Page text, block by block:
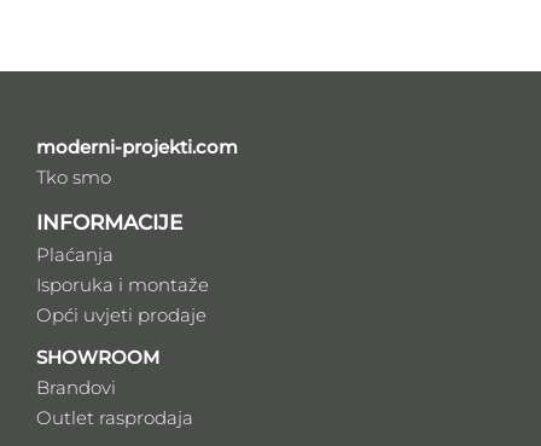
moderni-projekti.com
Tko smo
INFORMACIJE
Plaćanja
Isporuka i montaže
Opći uvjeti prodaje
SHOWROOM
Brandovi
Outlet rasprodaja